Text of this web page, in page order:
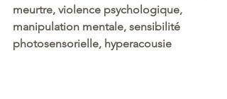
meurtre, violence psychologique,
manipulation mentale, sensibilité
photosensorielle, hyperacousie